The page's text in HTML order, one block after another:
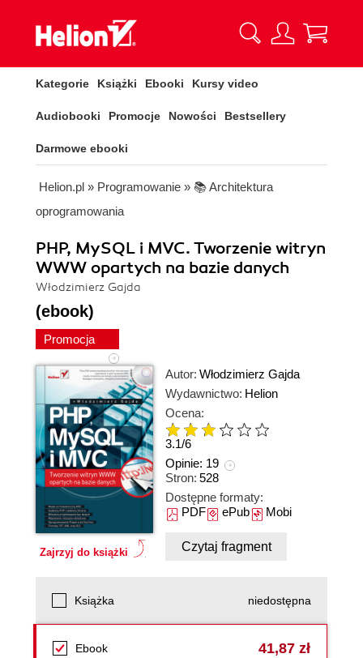
Kategorie Książki Ebooki Kursy video
Audiobooki Promocje Nowości Bestsellery
Darmowe ebooki
Helion.pl » Programowanie » 📚 Architektura
oprogramowania
PHP, MySQL i MVC. Tworzenie witryn
WWW opartych na bazie danych
Włodzimierz Gajda
(ebook)
Promocja
Zajrzyj do książki
Autor: Włodzimierz Gajda
Wydawnictwo: Helion
Ocena:
3.1/6
Opinie: 19
Stron: 528
Dostępne formaty:
PDFePubMobi
Czytaj fragment
Książka niedostępna
Ebook 41,87 zł